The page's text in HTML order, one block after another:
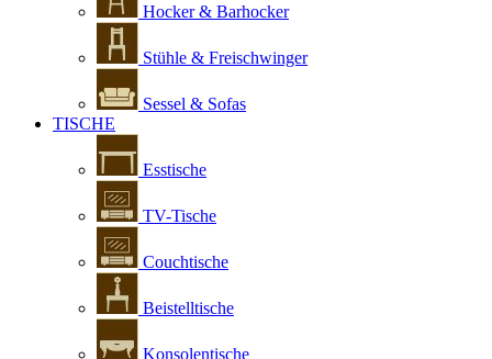
Hocker & Barhocker
Stühle & Freischwinger
Sessel & Sofas
TISCHE
Esstische
TV-Tische
Couchtische
Beistelltische
Konsolentische